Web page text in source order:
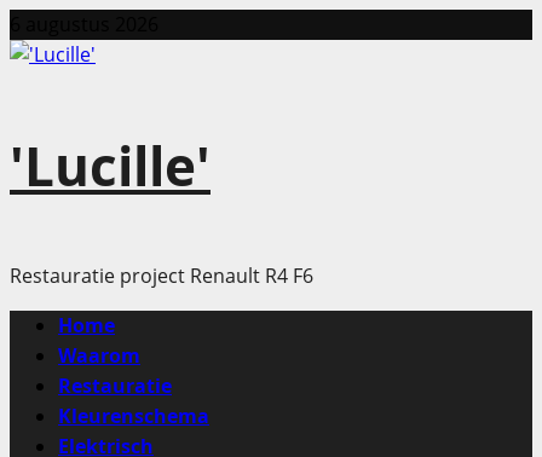
naar
'Lucille'
Restauratie project Renault R4 F6
Primair
menu
Home
Waarom
Restauratie
Kleurenschema
Elektrisch